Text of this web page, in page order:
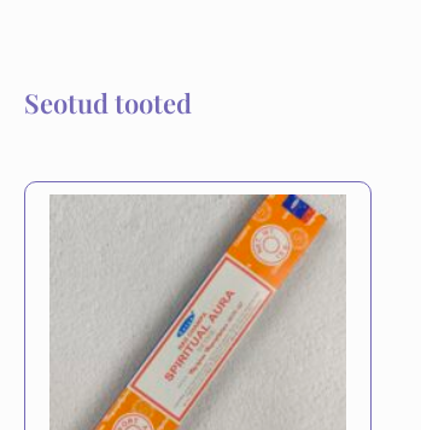
Seotud tooted